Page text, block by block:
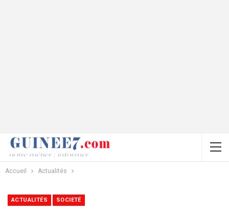
Accueil Actualités
ACTUALITÉS SOCIETÉ